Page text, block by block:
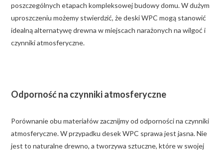
poszczególnych etapach kompleksowej budowy domu. W dużym
uproszczeniu możemy stwierdzić, że deski WPC mogą stanowić
idealną alternatywę drewna w miejscach narażonych na wilgoć i
czynniki atmosferyczne.
Odporność na czynniki atmosferyczne
Porównanie obu materiałów zacznijmy od odporności na czynniki
atmosferyczne. W przypadku desek WPC sprawa jest jasna. Nie
jest to naturalne drewno, a tworzywa sztuczne, które w swojej